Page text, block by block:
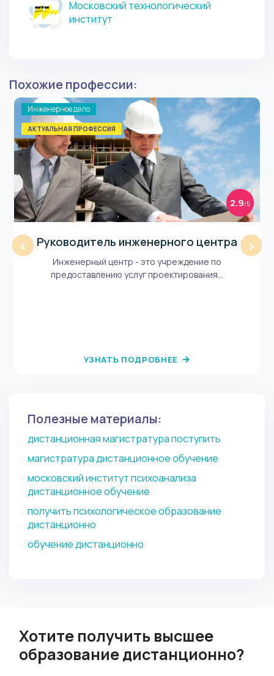
Московский технологический
институт
Похожие профессии:
‹
Инженерное дело
АКТУАЛЬНАЯ ПРОФЕССИЯ
2.9/5
Руководитель инженерного центра
Инженерный центр - это учреждение по
предоставлению услуг проектирования...
УЗНАТЬ ПОДРОБНЕЕ
›
Полезные материалы:
дистанционная магистратура поступить
магистратура дистанционное обучение
московский институт психоанализа
дистанционное обучение
получить психологическое образование
дистанционно
обучение дистанционно
Хотите получить высшее
образование дистанционно?